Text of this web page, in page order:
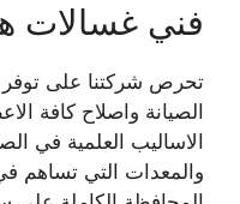
فني غسالات
تحرص شركتنا على توفر
الصيانة واصلاح كافة
الاساليب العلمية في
والمعدات التي تساهم